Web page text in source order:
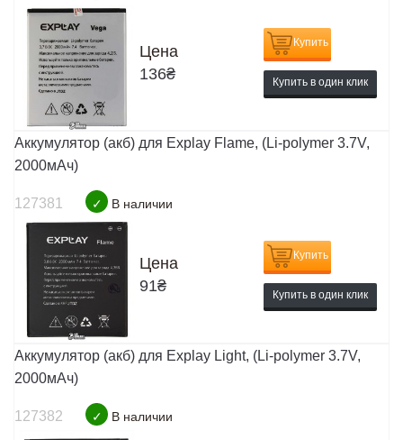
Цена
136₴
Купить
Купить в один клик
Аккумулятор (акб) для Explay Flame, (Li-polymer 3.7V,
2000мАч)
127381 ✓ В наличии
Цена
91₴
Купить
Купить в один клик
Аккумулятор (акб) для Explay Light, (Li-polymer 3.7V,
2000мАч)
127382 ✓ В наличии